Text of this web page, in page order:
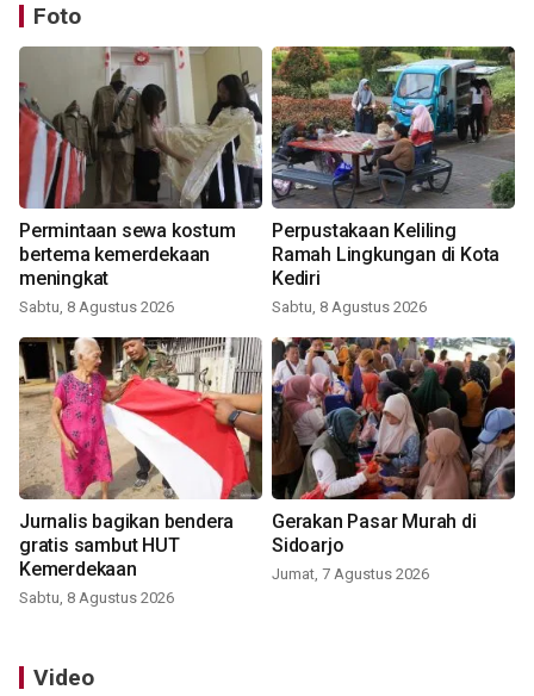
Foto
Permintaan sewa kostum
bertema kemerdekaan
meningkat
Sabtu, 8 Agustus 2026
Perpustakaan Keliling
Ramah Lingkungan di Kota
Kediri
Sabtu, 8 Agustus 2026
Jurnalis bagikan bendera
gratis sambut HUT
Kemerdekaan
Sabtu, 8 Agustus 2026
Gerakan Pasar Murah di
Sidoarjo
Jumat, 7 Agustus 2026
Video